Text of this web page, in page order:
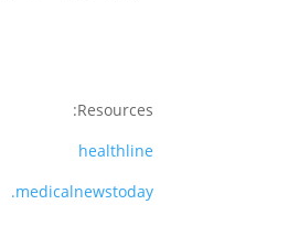
Resources:
healthline
medicalnewstoday.